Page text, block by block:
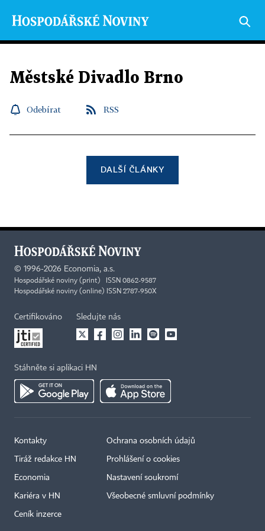
Městské Divadlo Brno
Odebírat RSS
DALŠÍ ČLÁNKY
© 1996-2026 Economia, a.s.
Hospodářské noviny (print) ISSN 0862-9587
Hospodářské noviny (online) ISSN 2787-950X
Certifikováno Sledujte nás
Stáhněte si aplikaci HN
Kontakty
Tiráž redakce HN
Economia
Kariéra v HN
Ceník inzerce
Ochrana osobních údajů
Prohlášení o cookies
Nastavení soukromí
Všeobecné smluvní podmínky